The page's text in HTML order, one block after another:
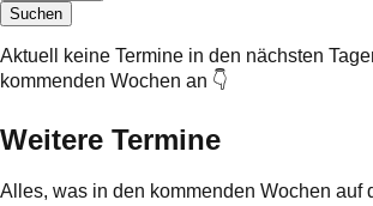
Suchen
Aktuell keine Termine in den nächsten
kommenden Wochen an 👇
Weitere Termine
Alles, was in den kommenden Wochen auf